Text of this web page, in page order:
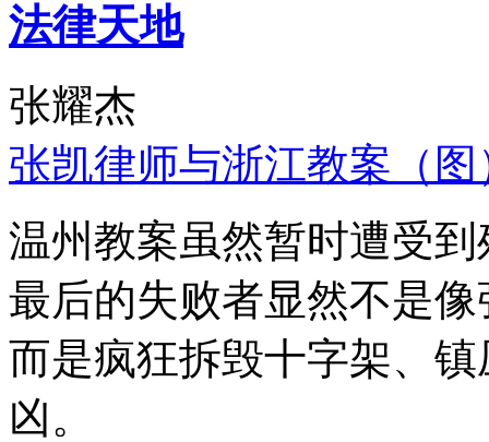
法律天地
张耀杰
张凯律师与浙江教案（图
温州教案虽然暂时遭受
最后的失败者显然不是
而是疯狂拆毁十字架、
凶。